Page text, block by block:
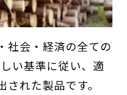
社会・経済の全ての
い基準に従い、適
れた製品です。